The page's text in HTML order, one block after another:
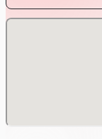
本公演を開催する